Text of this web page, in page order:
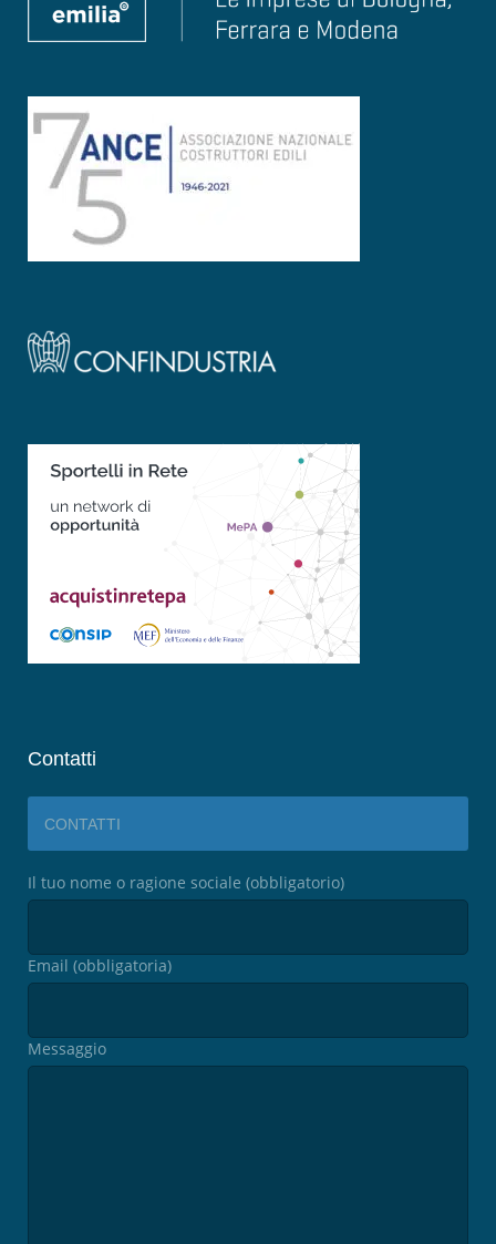
Contatti
CONTATTI
Il tuo nome o ragione sociale (obbligatorio)
Email (obbligatoria)
Messaggio